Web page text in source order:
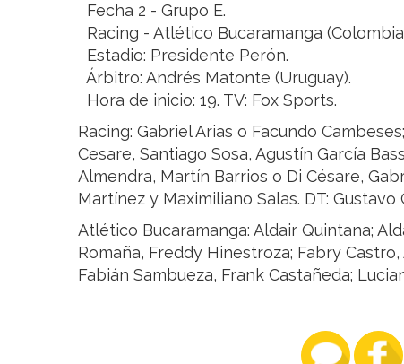
Fecha 2 - Grupo E.
Racing - Atlético Bucaramanga
Estadio: Presidente Perón.
Árbitro: Andrés Matonte (Uruguay).
Hora de inicio: 19. TV: Fox Sports.
Racing: Gabriel Arias o Facundo
Cesare, Santiago Sosa, Agustín García
Almendra, Martín Barrios o Di Césare,
Martínez y Maximiliano Salas. DT: Gustavo
Atlético Bucaramanga: Aldair Quintana;
Romaña, Freddy Hinestroza; Fabry
Fabián Sambueza, Frank Castañeda;